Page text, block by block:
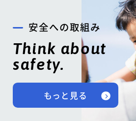
安全への取組み
Think about
safety.
もっと見る